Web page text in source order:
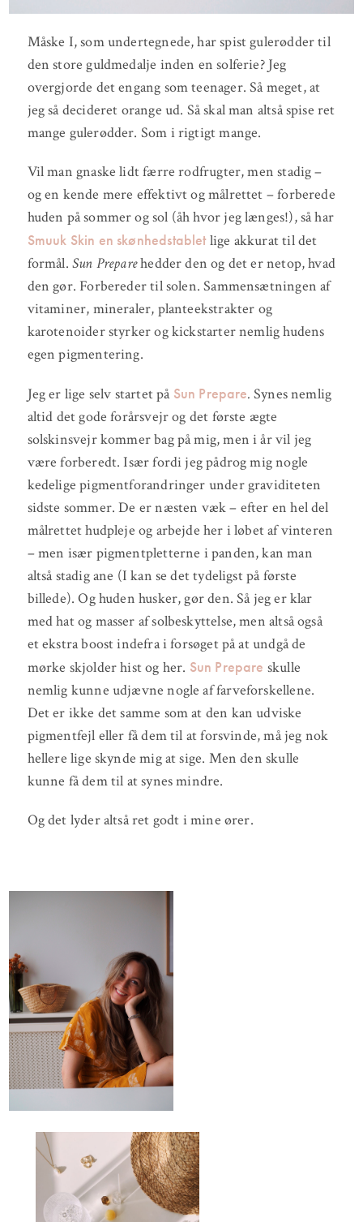
Måske I, som undertegnede, har spist gulerødder til
den store guldmedalje inden en solferie? Jeg
overgjorde det engang som teenager. Så meget, at
jeg så decideret orange ud. Så skal man altså spise ret
mange gulerødder. Som i rigtigt mange.
Vil man gnaske lidt færre rodfrugter, men stadig –
og en kende mere effektivt og målrettet – forberede
huden på sommer og sol (åh hvor jeg længes!), så har
Smuuk Skin en skønhedstabletlige akkurat til det
formål.Sun Preparehedder den og det er netop, hvad
den gør. Forbereder til solen. Sammensætningen af
vitaminer, mineraler, planteekstrakter og
karotenoider styrker og kickstarter nemlig hudens
egen pigmentering.
Jeg er lige selv startet på Sun Prepare. Synes nemlig
altid det gode forårsvejr og det første ægte
solskinsvejr kommer bag på mig, men i år vil jeg
være forberedt. Især fordi jeg pådrog mig nogle
kedelige pigmentforandringer under graviditeten
sidste sommer. De er næsten væk – efter en hel del
målrettet hudpleje og arbejde her i løbet af vinteren
– men især pigmentpletterne i panden, kan man
altså stadig ane (I kan se det tydeligst på første
billede). Og huden husker, gør den. Så jeg er klar
med hat og masser af solbeskyttelse, men altså også
et ekstra boost indefra i forsøget på at undgå de
mørke skjolder hist og her. Sun Prepare skulle
nemlig kunne udjævne nogle af farveforskellene.
Det er ikke det samme som at den kan udviske
pigmentfejl eller få dem til at forsvinde, må jeg nok
hellere lige skynde mig at sige. Men den skulle
kunne få dem til at synes mindre.
Og det lyder altså ret godt i mine ører.